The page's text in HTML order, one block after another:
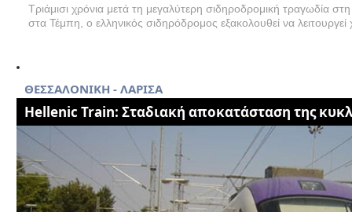
Τριάμισι χρόνια μετά τη μεγαλύτερη σιδηροδρομική τραγωδία
στα Τέμπη, ο ελληνικός σιδηρόδρομος εξακολουθεί να
ΘΕΣΣΑΛΟΝΙΚΗ - ΛΑΡΙΣΑ
Hellenic Train: Σταδιακή αποκατάσταση της